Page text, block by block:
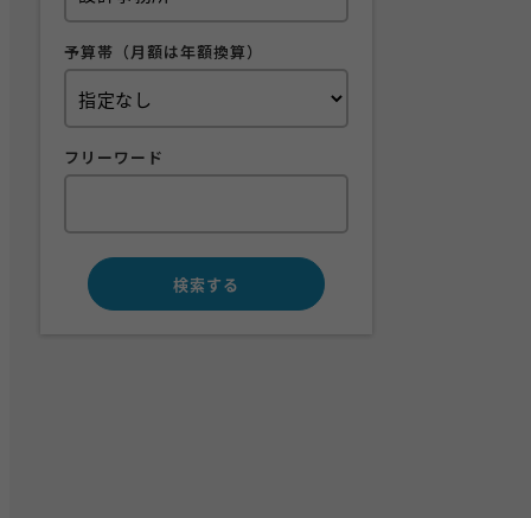
予算帯（月額は年額換算）
フリーワード